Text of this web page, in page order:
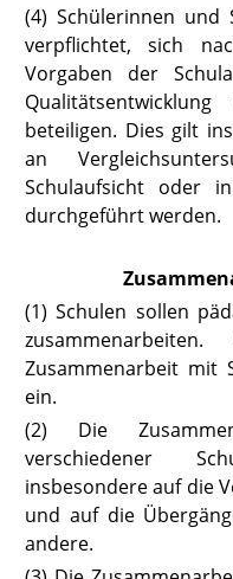
(4) Schülerinnen und
verpflichtet, sich
Vorgaben der
beteiligen. Dies gilt
an
Schulaufsicht oder
durchgeführt werden.
(1) Schulen sollen
Zusammenarbeit mit
ein.
(2) Die
verschiedener
insbesondere auf die
und auf die
andere.